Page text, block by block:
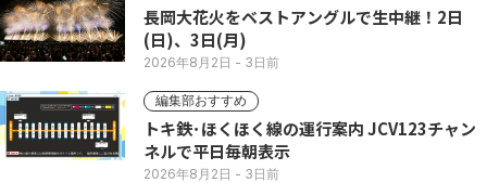
長岡大花火をベストアングルで生中継！2日
(日)、3日(月)
2026年8月2日 - 3日前
編集部おすすめ
トキ鉄･ほくほく線の運行案内 JCV123チャン
ネルで平日毎朝表示
2026年8月2日 - 3日前